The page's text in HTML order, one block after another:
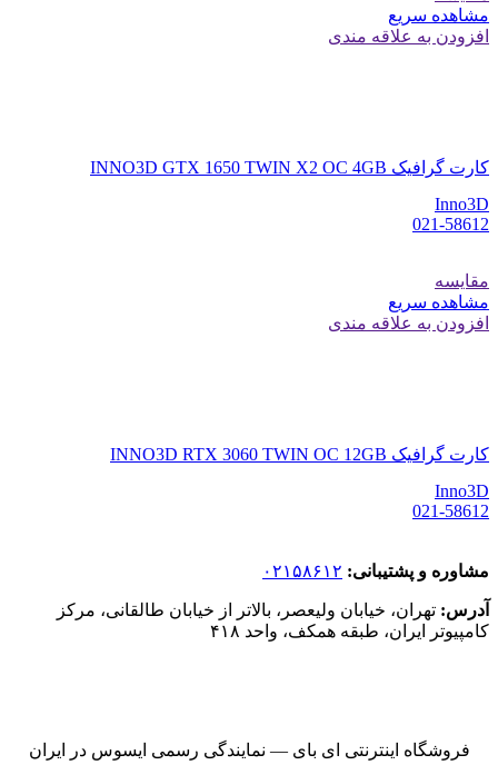
مشاهده سریع
افزودن به علاقه مندی
کارت گرافیک INNO3D GTX 1650 TWIN X2 OC 4GB
Inno3D
021-58612
مقایسه
مشاهده سریع
افزودن به علاقه مندی
کارت گرافیک INNO3D RTX 3060 TWIN OC 12GB
Inno3D
021-58612
مشاوره و پشتیبانی: ۰۲۱۵۸۶۱۲
آدرس: تهران، خیابان ولیعصر، بالاتر از خیابان طالقانی، مرکز
کامپیوتر ایران، طبقه همکف، واحد ۴۱۸
فروشگاه اینترنتی ای‌ بای — نمایندگی رسمی ایسوس در ایران